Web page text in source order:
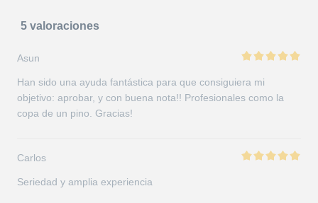
5 valoraciones
Asun
Han sido una ayuda fantástica para que consiguiera mi
objetivo: aprobar, y con buena nota!! Profesionales como la
copa de un pino. Gracias!
Carlos
Seriedad y amplia experiencia